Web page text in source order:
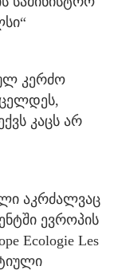
კერძო
კაცს არ
აკრძალვაც
ევროპის
Ecologie Les